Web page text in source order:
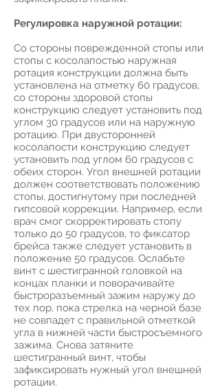
Регулировка наружной ротации:
Со стороны поврежденной стопы или
стопы с косолапостью наружная
ротация конструкции должна быть
установлена на отметку 60 градусов,
со стороны здоровой стопы
конструкцию следует установить под
углом 30 градусов или на наружную
ротацию. При двусторонней
косолапости конструкцию следует
установить под углом 60 градусов с
обеих сторон. Угол внешней ротации
должен соответствовать положению
стопы, достигнутому при последней
гипсовой коррекции. Например, если
врач смог скорректировать стопу
только до 50 градусов, то фиксатор
брейса также следует установить в
положение 50 градусов. Ослабьте
винт с шестигранной головкой на
концах планки и поворачивайте
быстроразъемный зажим наружу до
тех пор, пока стрелка на черной базе
не совпадет с правильной отметкой
угла в нижней части быстросъемного
зажима. Снова затяните
шестигранный винт, чтобы
зафиксировать нужный угол внешней
ротации.